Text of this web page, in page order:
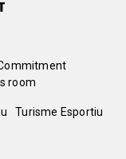
room
Turisme Esportiu